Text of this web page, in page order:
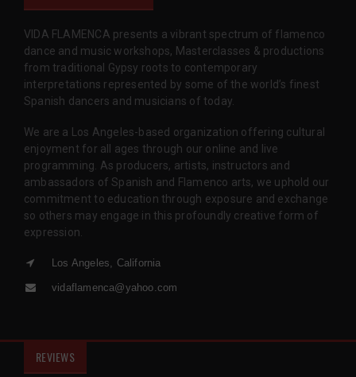
VIDA FLAMENCA presents a vibrant spectrum of flamenco
dance and music workshops, Masterclasses & productions
from traditional Gypsy roots to contemporary
interpretations represented by some of the world’s finest
Spanish dancers and musicians of today.
We are a Los Angeles-based organization offering cultural
enjoyment for all ages through our online and live
programming. As producers, artists, instructors and
ambassadors of Spanish and Flamenco arts, we uphold our
commitment to education through exposure and exchange
so others may engage in this profoundly creative form of
expression.
Los Angeles, California
vidaflamenca@yahoo.com
REVIEWS